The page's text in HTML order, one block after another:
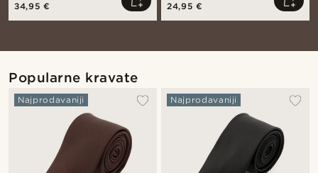
34,95 € 24,95 €
Popularne kravate
Najprodavaniji Najprodavaniji